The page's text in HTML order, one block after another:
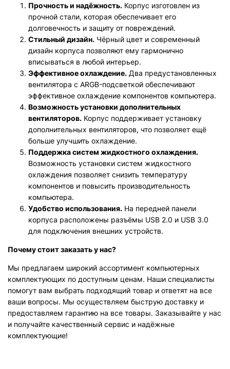
Прочность и надёжность. Корпус изготовлен из
прочной стали, которая обеспечивает его
долговечность и защиту от повреждений.
Стильный дизайн. Чёрный цвет и современный
дизайн корпуса позволяют ему гармонично
вписываться в любой интерьер.
Эффективное охлаждение. Два предустановленных
вентилятора с ARGB-подсветкой обеспечивают
эффективное охлаждение компонентов компьютера.
Возможность установки дополнительных
вентиляторов. Корпус поддерживает установку
дополнительных вентиляторов, что позволяет ещё
больше улучшить охлаждение.
Поддержка систем жидкостного охлаждения.
Возможность установки систем жидкостного
охлаждения позволяет снизить температуру
компонентов и повысить производительность
компьютера.
Удобство использования. На передней панели
корпуса расположены разъёмы USB 2.0 и USB 3.0
для подключения внешних устройств.
Почему стоит заказать у нас?
Мы предлагаем широкий ассортимент компьютерных
комплектующих по доступным ценам. Наши специалисты
помогут вам выбрать подходящий товар и ответят на все
ваши вопросы. Мы осуществляем быструю доставку и
предоставляем гарантию на все товары. Заказывайте у нас
и получайте качественный сервис и надёжные
комплектующие!